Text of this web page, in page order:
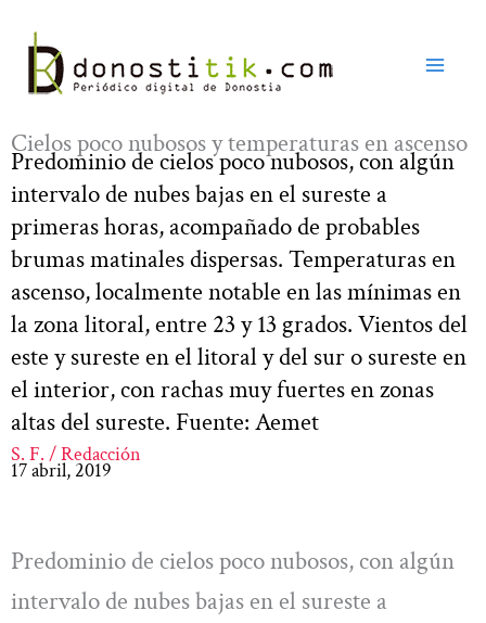
contenido
Cielos poco nubosos y temperaturas en ascenso
Predominio de cielos poco nubosos, con algún
intervalo de nubes bajas en el sureste a
primeras horas, acompañado de probables
brumas matinales dispersas. Temperaturas en
ascenso, localmente notable en las mínimas en
la zona litoral, entre 23 y 13 grados. Vientos del
este y sureste en el litoral y del sur o sureste en
el interior, con rachas muy fuertes en zonas
altas del sureste. Fuente: Aemet
S. F. / Redacción
17 abril, 2019
Predominio de cielos poco nubosos, con algún
intervalo de nubes bajas en el sureste a